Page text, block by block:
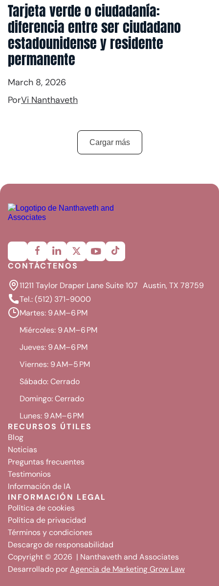
Tarjeta verde o ciudadanía:
diferencia entre ser ciudadano
estadounidense y residente
permanente
March 8, 2026
PorVi Nanthaveth
Cargar más
CONTÁCTENOS
11211 Taylor Draper Lane Suite 107 Austin, TX 78759
Tel.: (512) 371-9000
Martes: 9 AM–6 PM
Miércoles: 9 AM–6 PM
Jueves: 9 AM–6 PM
Viernes: 9 AM–5 PM
Sábado: Cerrado
Domingo: Cerrado
Lunes: 9 AM–6 PM
RECURSOS ÚTILES
Blog
Noticias
Preguntas frecuentes
Testimonios
Información de IA
INFORMACIÓN LEGAL
Política de cookies
Política de privacidad
Términos y condiciones
Descargo de responsabilidad
Copyright © 2026 | Nanthaveth and Associates
Desarrollado porAgencia de Marketing Grow Law